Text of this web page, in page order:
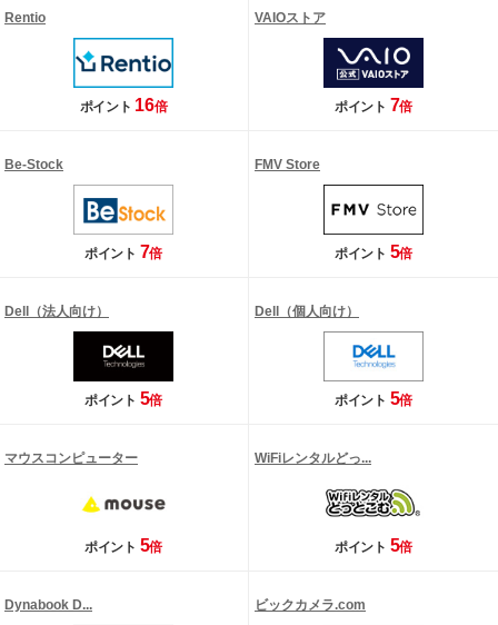
Rentio
ポイント 16倍
VAIOストア
ポイント 7倍
Be-Stock
ポイント 7倍
FMV Store
ポイント 5倍
Dell（法人向け）
ポイント 5倍
Dell（個人向け）
ポイント 5倍
マウスコンピューター
ポイント 5倍
WiFiレンタルどっ...
ポイント 5倍
Dynabook D... ビックカメラ.com